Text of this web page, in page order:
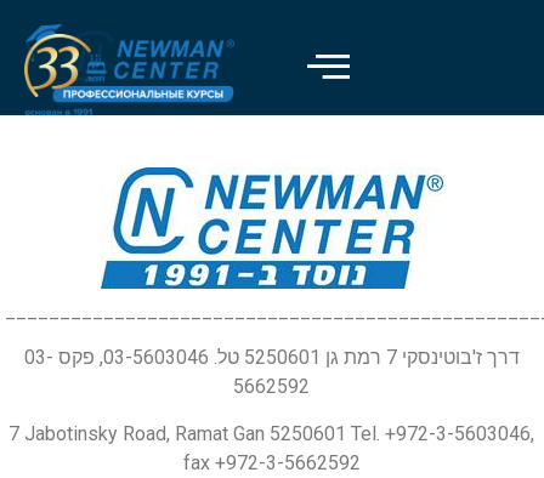
דרך ז'בוטינסקי 7 רמת גן 5250601 טל. 03-5603046, פקס 03-
5662592
7 Jabotinsky Road, Ramat Gan 5250601 Tel. +972-3-5603046,
fax +972-3-5662592